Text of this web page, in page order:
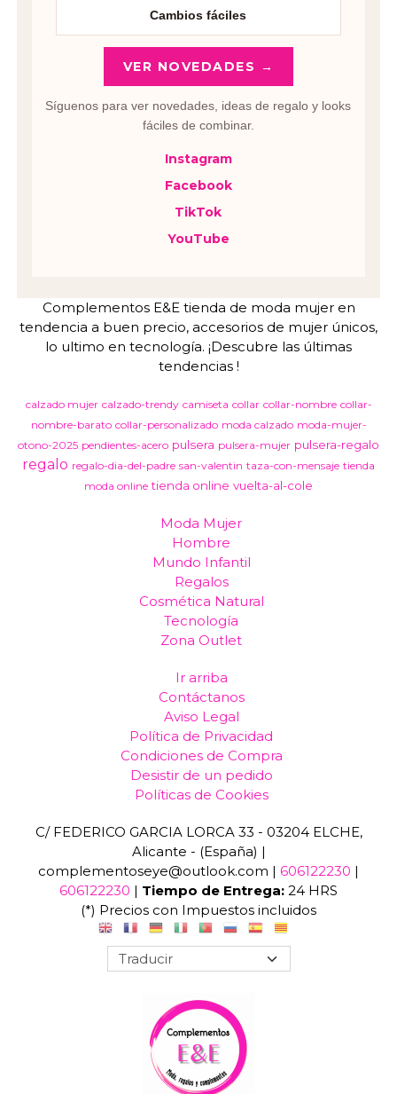
Cambios fáciles
VER NOVEDADES →
Síguenos para ver novedades, ideas de regalo y looks
fáciles de combinar.
Instagram
Facebook
TikTok
YouTube
Complementos E&E tienda de moda mujer en
tendencia a buen precio, accesorios de mujer únicos,
lo ultimo en tecnología. ¡Descubre las últimas
tendencias !
calzado mujer calzado-trendy camiseta collar collar-nombre collar-
nombre-barato collar-personalizado moda calzado moda-mujer-
otono-2025 pendientes-acero pulsera pulsera-mujer pulsera-regalo
regalo regalo-dia-del-padre san-valentin taza-con-mensaje tienda
moda online tienda online vuelta-al-cole
Moda Mujer
Hombre
Mundo Infantil
Regalos
Cosmética Natural
Tecnología
Zona Outlet
Ir arriba
Contáctanos
Aviso Legal
Política de Privacidad
Condiciones de Compra
Desistir de un pedido
Políticas de Cookies
C/ FEDERICO GARCIA LORCA 33 - 03204 ELCHE,
Alicante - (España) |
complementoseye@outlook.com | 606122230 |
606122230 | Tiempo de Entrega: 24 HRS
(*) Precios con Impuestos incluidos